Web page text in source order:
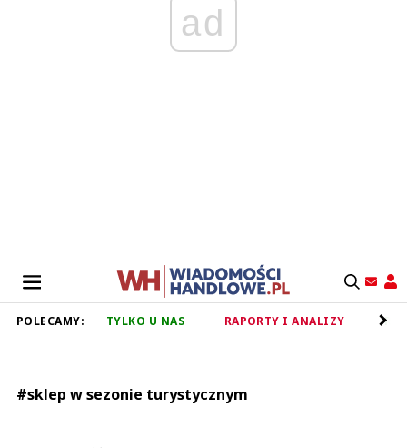
ad
POLECAMY: TYLKO U NAS RAPORTY I ANALIZY
#sklep w sezonie turystycznym